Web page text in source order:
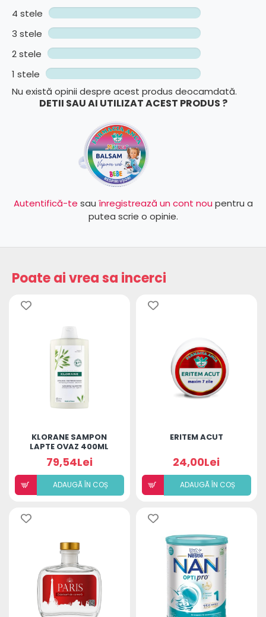
4 stele
3 stele
2 stele
1 stele
Nu există opinii despre acest produs deocamdată.
DETII SAU AI UTILIZAT ACEST PRODUS ?
Autentifică-te sau înregistrează un cont nou pentru a
putea scrie o opinie.
Poate ai vrea sa incerci
KLORANE SAMPON
LAPTE OVAZ 400ML
79,54Lei
ADAUGÃ ÎN COȘ
ERITEM ACUT
24,00Lei
ADAUGÃ ÎN COȘ